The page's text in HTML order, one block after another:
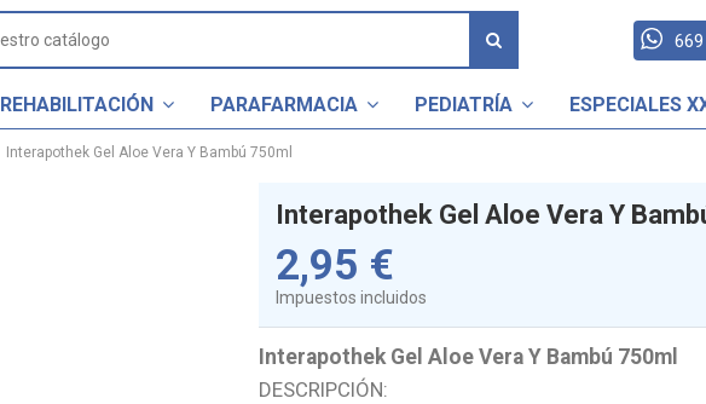
REHABILITACIÓN PARAFARMACIA PEDIATRÍA ESPECIALES
Interapothek Gel Aloe Vera Y Bambú 750ml
Interapothek Gel Aloe Vera Y
2,95 €
Impuestos incluidos
Interapothek Gel Aloe Vera Y Bambú 750ml
DESCRIPCIÓN: